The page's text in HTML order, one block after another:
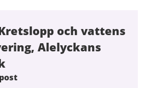
och vattens
Alelyckans